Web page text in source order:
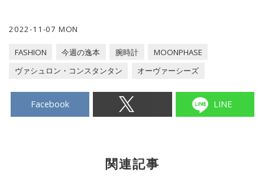
2022-11-07 MON
FASHION 今週の逸本 腕時計
MOONPHASE
ヴァシュロン・コンスタンタン
オーヴァーシーズ
Facebook LINE
関連記事